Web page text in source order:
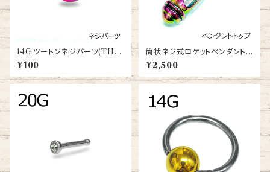
14G ツートンネジパーツ(TH-
CO-14G-BA)
¥100
筒状ネジ式ロケットペンダントト
ップ(3P2002863vbpb-239-
RA)
¥2,500